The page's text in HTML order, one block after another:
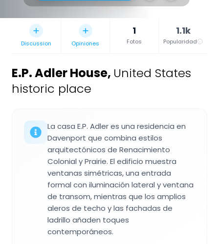
Discussion Opiniones
1
Fotos
1.1k
Popularidad
E.P. Adler House, United States
historic place
La casa E.P. Adler es una residencia en
Davenport que combina estilos
arquitectónicos de Renacimiento
Colonial y Prairie. El edificio muestra
ventanas simétricas, una entrada
formal con iluminación lateral y ventana
de transom, mientras que los amplios
aleros de techo y las fachadas de
ladrillo añaden toques
contemporáneos.